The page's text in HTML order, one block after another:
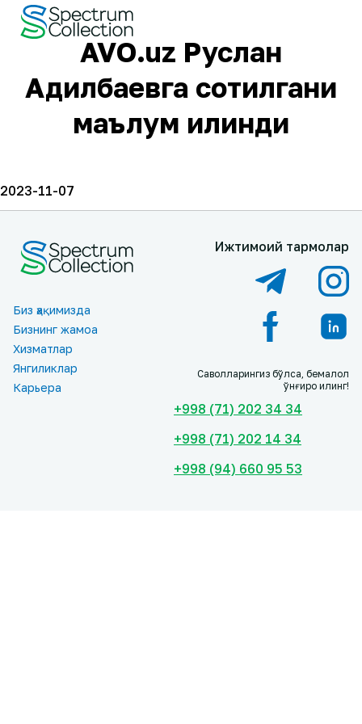
AVO.uz Руслан
Адилбаевга сотилгани
маълум қилинди
2023-11-07
Биз ҳақимизда
Бизнинг жамоа
Хизматлар
Янгиликлар
Карьера
Ижтимоий тармоқлар
Саволларингиз бўлса, бемалол
қўнғироқ қилинг!
+998 (71) 202 34 34
+998 (71) 202 14 34
+998 (94) 660 95 53